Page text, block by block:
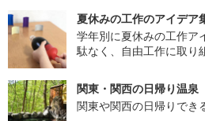
夏休みの工作のアイデア
学年別に夏休みの工作ア
駄なく、自由工作に取り
関東・関西の日帰り温泉
関東や関西の日帰りでき